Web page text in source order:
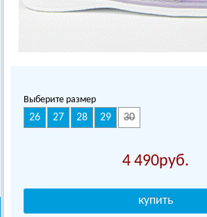
Выберите размер
26 27 28 29 30
4 490